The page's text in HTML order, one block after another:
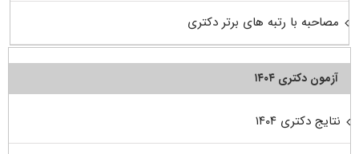
مصاحبه با رتبه های برتر دکتری
آزمون دکتری ۱۴۰۴
نتایج دکتری ۱۴۰۴